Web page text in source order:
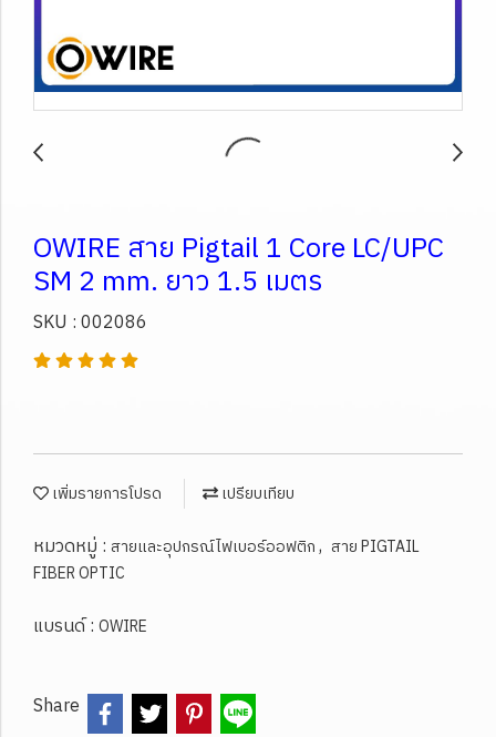
OWIRE สาย Pigtail 1 Core LC/UPC
SM 2 mm. ยาว 1.5 เมตร
SKU : 002086
เพิ่มรายการโปรด เปรียบเทียบ
หมวดหมู่ : สายและอุปกรณ์ไฟเบอร์ออฟติก, สาย PIGTAIL
FIBER OPTIC
แบรนด์ : OWIRE
Share